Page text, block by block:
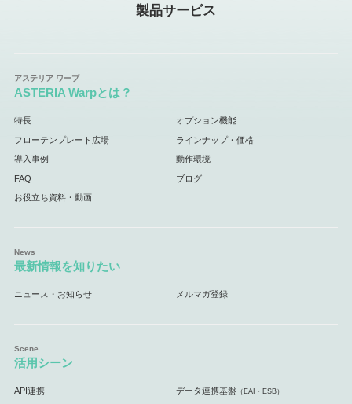
製品サービス
ASTERIA Warpとは？
特長 オプション機能
フローテンプレート広場 ラインナップ・価格
導入事例 動作環境
FAQ ブログ
お役立ち資料・動画
最新情報を知りたい
ニュース・お知らせ メルマガ登録
活用シーン
API連携 データ連携基盤 （EAI・ESB）